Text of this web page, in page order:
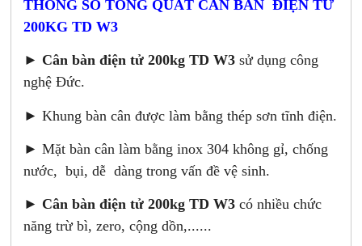
THÔNG SỐ TỔNG QUÁT CÂN BÀN ĐIỆN TỬ
200KG TD W3
► Cân bàn điện tử 200kg TD W3 sử dụng công
nghệ Đức.
► Khung bàn cân được làm bằng thép sơn tĩnh điện.
► Mặt bàn cân làm bằng inox 304 không gỉ, chống
nước, bụi, dễ dàng trong vấn đề vệ sinh.
► Cân bàn điện tử 200kg TD W3 có nhiều chức
năng trừ bì, zero, cộng dồn,......